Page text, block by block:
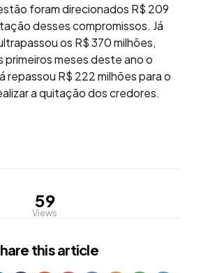
foram direcionados R$ 209
desses compromissos. Já
os R$ 370 milhões,
primeiros meses deste ano o
repassou R$ 222 milhões para o
a quitação dos credores.
59
Views
this article